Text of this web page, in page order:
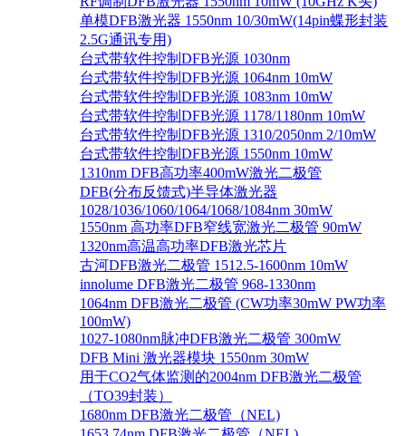
单模DFB激光器 1550nm 10/30mW(14pin蝶形封装
2.5G通讯专用)
台式带软件控制DFB光源 1030nm
台式带软件控制DFB光源 1064nm 10mW
台式带软件控制DFB光源 1083nm 10mW
台式带软件控制DFB光源 1178/1180nm 10mW
台式带软件控制DFB光源 1310/2050nm 2/10mW
台式带软件控制DFB光源 1550nm 10mW
1310nm DFB高功率400mW激光二极管
DFB(分布反馈式)半导体激光器
1028/1036/1060/1064/1068/1084nm 30mW
1550nm 高功率DFB窄线宽激光二极管 90mW
1320nm高温高功率DFB激光芯片
古河DFB激光二极管 1512.5-1600nm 10mW
innolume DFB激光二极管 968-1330nm
1064nm DFB激光二极管 (CW功率30mW PW功率
100mW)
1027-1080nm脉冲DFB激光二极管 300mW
DFB Mini 激光器模块 1550nm 30mW
用于CO2气体监测的2004nm DFB激光二极管
（TO39封装）
1680nm DFB激光二极管（NEL)